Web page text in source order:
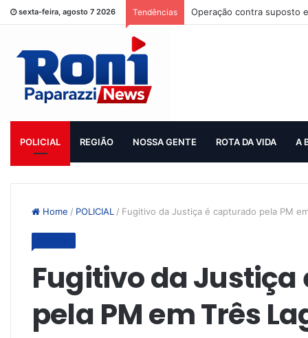
sexta-feira, agosto 7 2026 Tendências Operação contra suposto
POLICIAL REGIÃO NOSSA GENTE ROTA DA VIDA A
Home / POLICIAL / Fugitivo da Justiça é capturado pela PM
Fugitivo da
pela PM em Três